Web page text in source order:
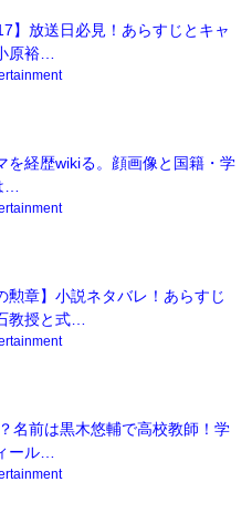
】放送日必見！あらすじとキャ
原裕…
を経歴wikiる。顔画像と国籍・学
…
勲章】小説ネタバレ！あらすじ
教授と式…
名前は黒木悠輔で高校教師！学
ール…